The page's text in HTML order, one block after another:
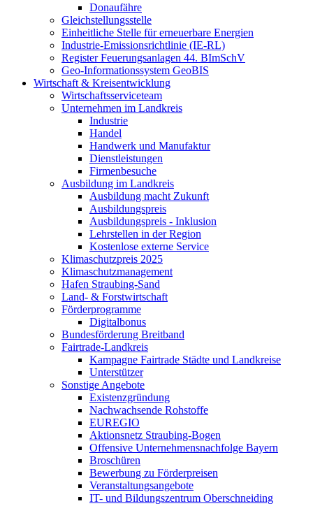
Donaufähre
Gleichstellungsstelle
Einheitliche Stelle für erneuerbare Energien
Industrie-Emissionsrichtlinie (IE-RL)
Register Feuerungsanlagen 44. BImSchV
Geo-Informationssystem GeoBIS
Wirtschaft & Kreisentwicklung
Wirtschaftsserviceteam
Unternehmen im Landkreis
Industrie
Handel
Handwerk und Manufaktur
Dienstleistungen
Firmenbesuche
Ausbildung im Landkreis
Ausbildung macht Zukunft
Ausbildungspreis
Ausbildungspreis - Inklusion
Lehrstellen in der Region
Kostenlose externe Service
Klimaschutzpreis 2025
Klimaschutzmanagement
Hafen Straubing-Sand
Land- & Forstwirtschaft
Förderprogramme
Digitalbonus
Bundesförderung Breitband
Fairtrade-Landkreis
Kampagne Fairtrade Städte und Landkreise
Unterstützer
Sonstige Angebote
Existenzgründung
Nachwachsende Rohstoffe
EUREGIO
Aktionsnetz Straubing-Bogen
Offensive Unternehmensnachfolge Bayern
Broschüren
Bewerbung zu Förderpreisen
Veranstaltungsangebote
IT- und Bildungszentrum Oberschneiding